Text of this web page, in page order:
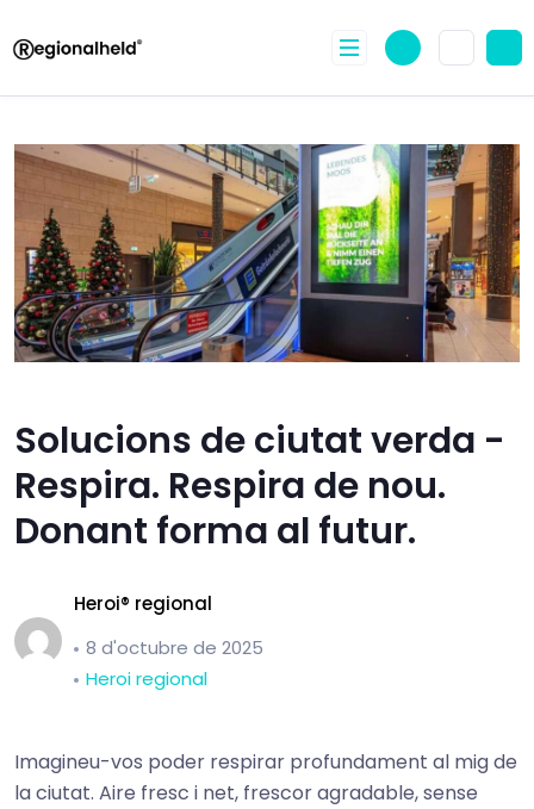
al
contingut
Solucions de ciutat verda -
Respira. Respira de nou.
Donant forma al futur.
Heroi® regional
8 d'octubre de 2025
Heroi regional
Imagineu-vos poder respirar profundament al mig de
la ciutat. Aire fresc i net, frescor agradable, sense